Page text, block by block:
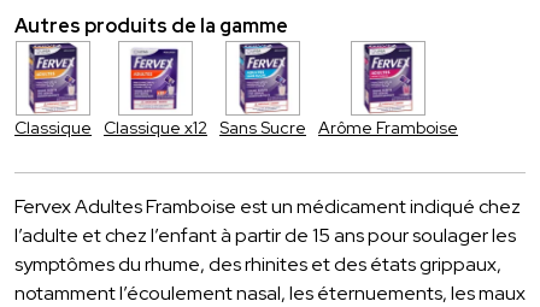
Autres produits de la gamme
Classique Classique x12 Sans Sucre Arôme Framboise
Fervex Adultes Framboise est un médicament indiqué chez
l’adulte et chez l’enfant à partir de 15 ans pour soulager les
symptômes du rhume, des rhinites et des états grippaux,
notamment l’écoulement nasal, les éternuements, les maux